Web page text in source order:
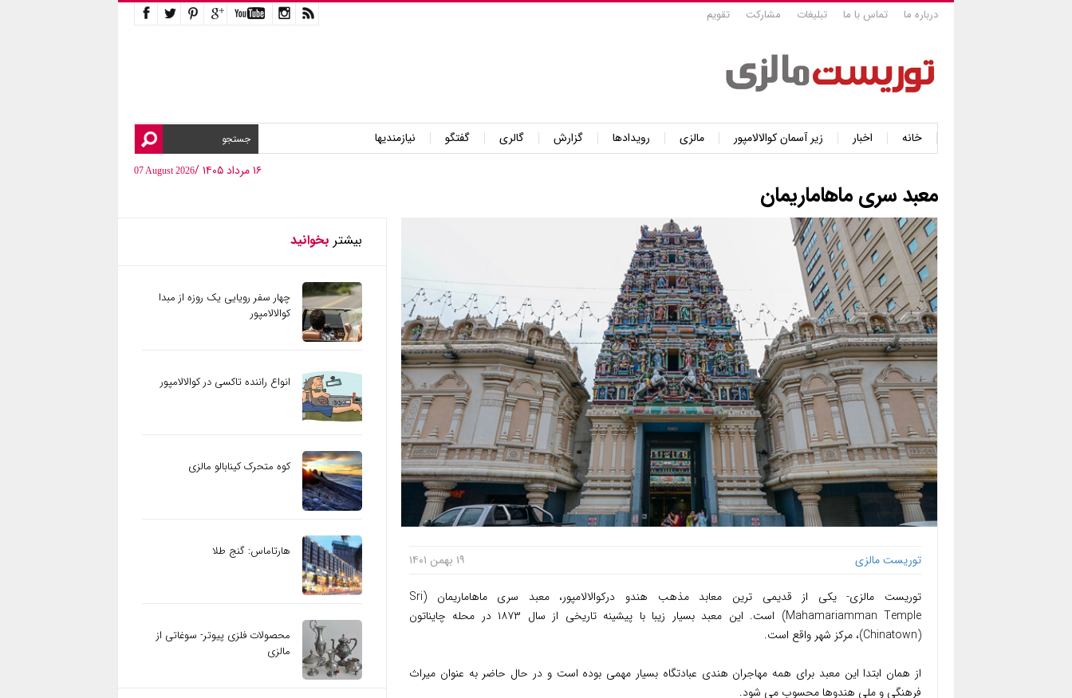
درباره ما تماس با ما تبلیغات مشارکت تقویم
خانه اخبار زیر آسمان کوالالامپور مالزی رویدادها گزارش گالری گفتگو
نیازمندیها
۱۶ مرداد ۱۴۰۵ /
07 August 2026
معبد سری ماهاماریمان
توریست مالزی ۱۹ بهمن ۱۴۰۱
توریست مالزی- یکی از قدیمی ترین معابد مذهب هندو درکوالالامپور، معبد سری ماهاماریمان (Sri
Mahamariamman Temple) است. این معبد بسیار زیبا با پیشینه تاریخی از سال ۱۸۷۳ در محله چایناتون
(Chinatown)، مرکز شهر واقع است.
از همان ابتدا این معبد برای همه مهاجران هندی عبادتگاه بسیار مهمی بوده است و در حال حاضر به عنوان میراث
فرهنگی و ملی هندوها محسوب می شود.
بیشتر بخوانید
چهار سفر رویایی یک روزه از مبدا
کوالالامپور
انواع راننده تاکسی در کوالالامپور
کوه متحرک کینابالو مالزی
هارتاماس: گنج طلا
محصولات فلزی پیوتر- سوغاتی از
مالزی